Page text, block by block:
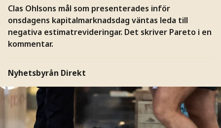
Clas Ohlsons mål som presenterades inför
onsdagens kapitalmarknadsdag väntas leda till
negativa estimatrevideringar. Det skriver Pareto i en
kommentar.
Nyhetsbyrån Direkt